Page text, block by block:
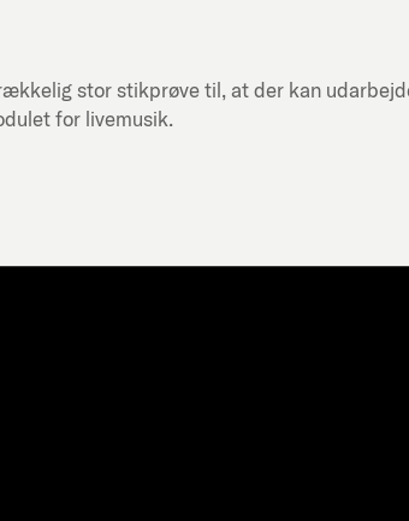
stor stikprøve til, at der kan
for livemusik.